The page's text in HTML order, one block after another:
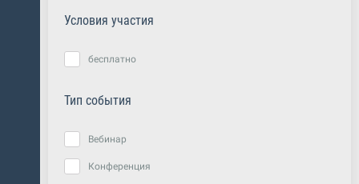
Условия участия
бесплатно
Тип события
Вебинар
Конференция